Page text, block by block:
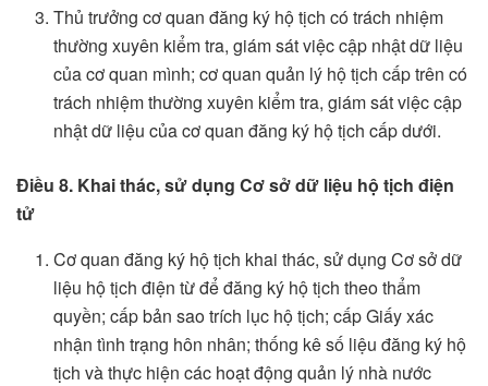
Thủ trưởng cơ quan đăng ký hộ tịch có trách nhiệm
thường xuyên kiểm tra, giám sát việc cập nhật dữ liệu
của cơ quan mình; cơ quan quản lý hộ tịch cấp trên có
trách nhiệm thường xuyên kiểm tra, giám sát việc cập
nhật dữ liệu của cơ quan đăng ký hộ tịch cấp dưới.
Điều 8. Khai thác, sử dụng Cơ sở dữ liệu hộ tịch điện
tử
Cơ quan đăng ký hộ tịch khai thác, sử dụng Cơ sở dữ
liệu hộ tịch điện từ để đăng ký hộ tịch theo thẩm
quyền; cấp bản sao trích lục hộ tịch; cấp Giấy xác
nhận tình trạng hôn nhân; thống kê số liệu đăng ký hộ
tịch và thực hiện các hoạt động quản lý nhà nước